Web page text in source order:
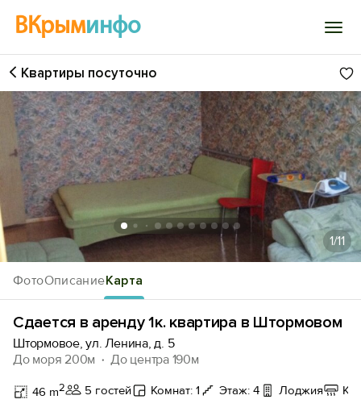
ВКрыминфо
Войти
Избранное
История просмотра
Добавить свой объект
ФотоОписаниеКарта
Квартиры посуточно
1/11
Сдается в аренду 1к. квартира в Штормовом
Штормовое, ул. Ленина, д. 5
До моря 200м
До центра 190м
46 m2 5 гостей Комнат: 1 Этаж: 4 Лоджия